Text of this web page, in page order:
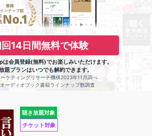
14日間無料で体験
会員登録(無料)でお楽しみいただけます。
題プランはいつでも解約できます。
ケティングリサーチ機構2023年11月調べ
ーディオブック書籍ラインナップ数調査
聴き放題対象
チケット対象